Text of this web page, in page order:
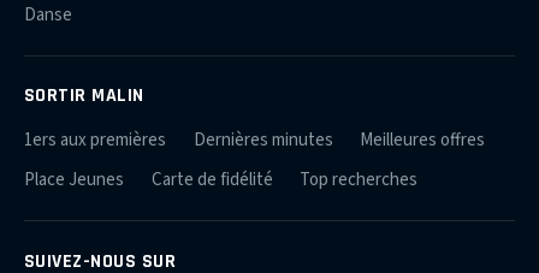
Danse
SORTIR MALIN
1ers aux premières Dernières minutes
Meilleures offres
Place Jeunes
Carte de fidélité Top recherches
SUIVEZ-NOUS SUR